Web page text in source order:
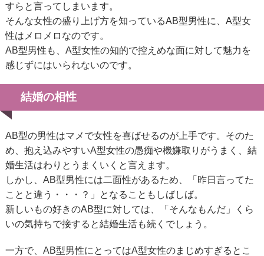
すらと言ってしまいます。
そんな女性の盛り上げ方を知っているAB型男性に、A型女
性はメロメロなのです。
AB型男性も、A型女性の知的で控えめな面に対して魅力を
感じずにはいられないのです。
結婚の相性
AB型の男性はマメで女性を喜ばせるのが上手です。そのた
め、抱え込みやすいA型女性の愚痴や機嫌取りがうまく、結
婚生活はわりとうまくいくと言えます。
しかし、AB型男性には二面性があるため、「昨日言ってた
ことと違う・・・？」となることもしばしば。
新しいもの好きのAB型に対しては、「そんなもんだ」くら
いの気持ちで接すると結婚生活も続くでしょう。
一方で、AB型男性にとってはA型女性のまじめすぎるとこ